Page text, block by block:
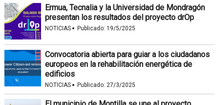
Ermua, Tecnalia y la Universidad de Mondragón
presentan los resultados del proyecto drOp
NOTICIAS · Publicado: 19/5/2025
Convocatoria abierta para guiar a los ciudadanos
europeos en la rehabilitación energética de
edificios
NOTICIAS · Publicado: 27/3/2025